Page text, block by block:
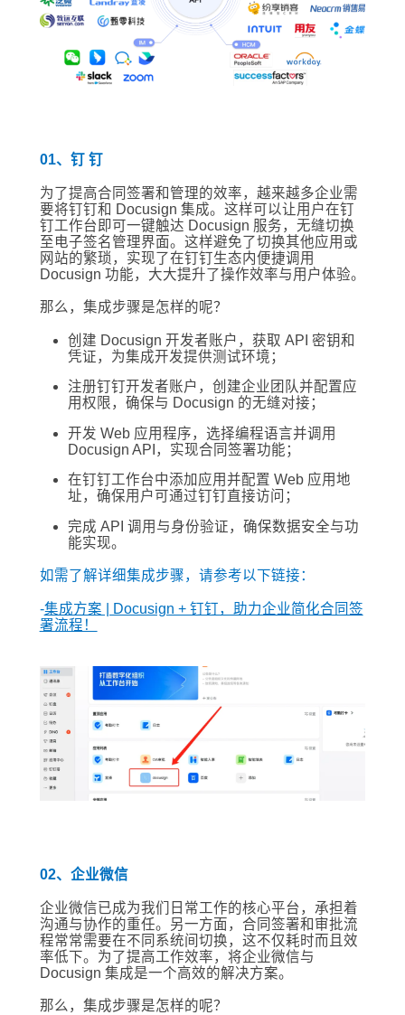
01、钉 钉
为了提高合同签署和管理的效率，越来越多企业需
要将钉钉和 Docusign 集成。这样可以让用户在钉
钉工作台即可一键触达 Docusign 服务，无缝切换
至电子签名管理界面。这样避免了切换其他应用或
网站的繁琐，实现了在钉钉生态内便捷调用
Docusign 功能，大大提升了操作效率与用户体验。
那么，集成步骤是怎样的呢？
创建 Docusign 开发者账户，获取 API 密钥和
凭证，为集成开发提供测试环境；
注册钉钉开发者账户，创建企业团队并配置应
用权限，确保与 Docusign 的无缝对接；
开发 Web 应用程序，选择编程语言并调用
Docusign API，实现合同签署功能；
在钉钉工作台中添加应用并配置 Web 应用地
址，确保用户可通过钉钉直接访问；
完成 API 调用与身份验证，确保数据安全与功
能实现。
如需了解详细集成步骤，请参考以下链接：
-集成方案 | Docusign + 钉钉，助力企业简化合同签
署流程！
02、企业微信
企业微信已成为我们日常工作的核心平台，承担着
沟通与协作的重任。另一方面，合同签署和审批流
程常常需要在不同系统间切换，这不仅耗时而且效
率低下。为了提高工作效率，将企业微信与
Docusign 集成是一个高效的解决方案。
那么，集成步骤是怎样的呢？